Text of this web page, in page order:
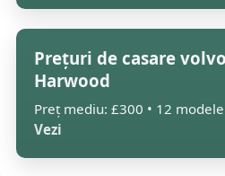
Prețuri de casare
Harwood
Preț mediu: £300 • 12 modele
Vezi